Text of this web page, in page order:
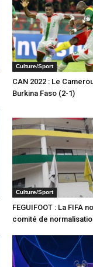
Culture/Sport
CAN 2022 : Le
Burkina Faso (2-1)
Culture/Sport
FEGUIFOOT : La FIFA
comité de